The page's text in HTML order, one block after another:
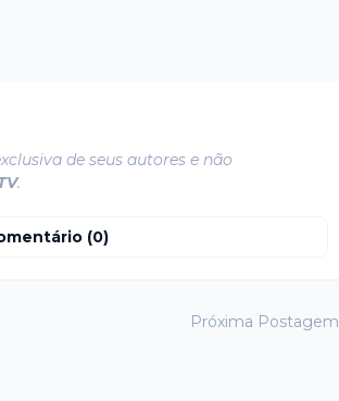
de seus autores e não
.
(0)
Próxima Postagem